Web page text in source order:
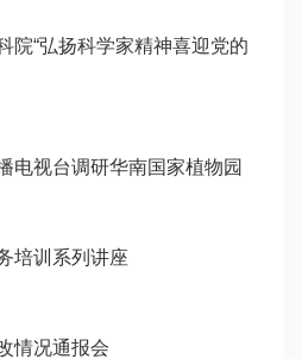
院“弘扬科学家精神喜迎党的
电视台调研华南国家植物园
培训系列讲座
情况通报会